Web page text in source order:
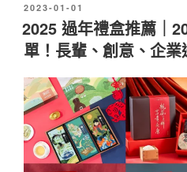
款
甜
蜜
推
薦
！
清
節
送
禮
拒
絕
平
庸
發
佈
於
2023-01-01
2025 過年禮盒推薦｜
單！長輩、創意、企業